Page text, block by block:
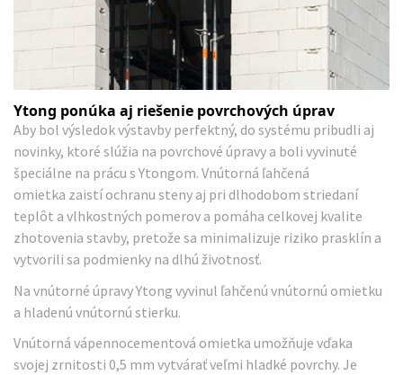
Ytong ponúka aj riešenie povrchových úprav
Aby bol výsledok výstavby perfektný, do systému pribudli aj
novinky, ktoré slúžia na povrchové úpravy a boli vyvinuté
špeciálne na prácu s Ytongom. Vnútorná ľahčená
omietka zaistí ochranu steny aj pri dlhodobom striedaní
teplôt a vlhkostných pomerov a pomáha celkovej kvalite
zhotovenia stavby, pretože sa minimalizuje riziko prasklín a
vytvorili sa podmienky na dlhú životnosť.
Na vnútorné úpravy Ytong vyvinul ľahčenú vnútornú omietku
a hladenú vnútornú stierku.
Vnútorná vápennocementová omietka umožňuje vďaka
svojej zrnitosti 0,5 mm vytvárať veľmi hladké povrchy. Je